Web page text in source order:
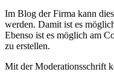
Im Blog der Firma kann
werden. Damit ist es
Ebenso ist es möglich am
zu erstellen.
Mit der Moderationsschrift